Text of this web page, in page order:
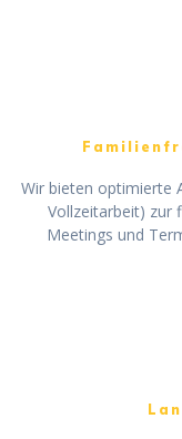
Wir bieten optimierte
Vollzeitarbeit) zur
Meetings und